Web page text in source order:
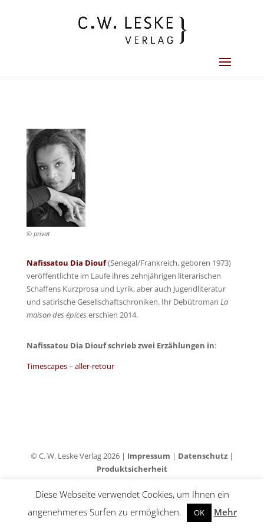
© privat
Nafissatou Dia Diouf(Senegal/Frankreich, geboren 1973)
veröffentlichte im Laufe ihres zehnjährigen literarischen
Schaffens Kurzprosa und Lyrik, aber auch Jugendliteratur
und satirische Gesellschaftschroniken. Ihr Debütroman La
maison des épices erschien 2014.
Nafissatou Dia Diouf schrieb zwei Erzählungen in:
Timescapes – aller-retour
© C. W. Leske Verlag 2026 | Impressum | Datenschutz|
Produktsicherheit
Diese Webseite verwendet Cookies, um Ihnen ein
angenehmeres Surfen zu ermöglichen.
OK Mehr